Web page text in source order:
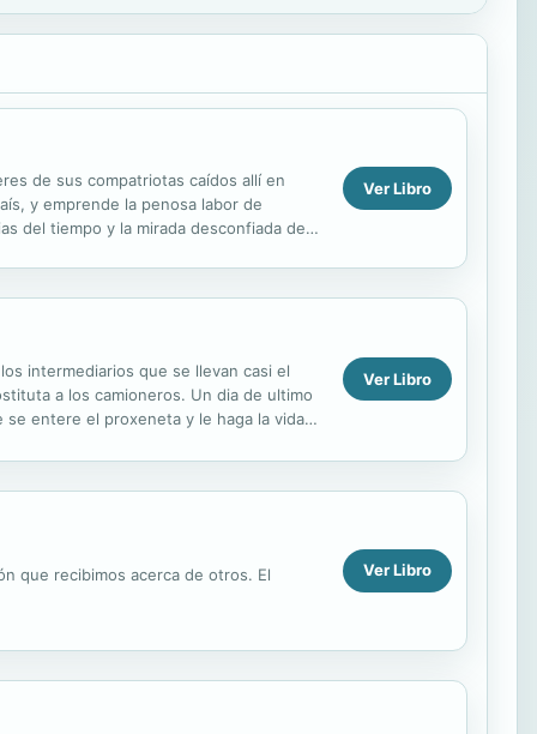
de sus compatriotas caídos allí en
y emprende la penosa labor de
del tiempo y la mirada desconfiada de
Ver Libro
intermediarios que se llevan casi el
a los camioneros. Un dia de ultimo
entere el proxeneta y le haga la vida
Ver Libro
que recibimos acerca de otros. El Ver Libro